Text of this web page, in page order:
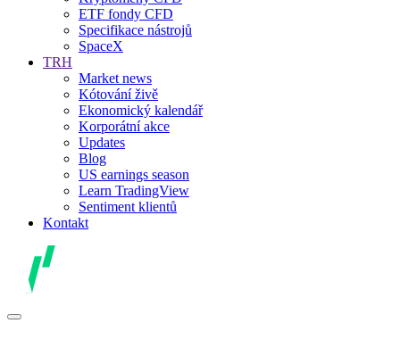
ETF fondy CFD
Specifikace nástrojů
SpaceX
TRH
Market news
Kótování živě
Ekonomický kalendář
Korporátní akce
Updates
Blog
US earnings season
Learn TradingView
Sentiment klientů
Kontakt